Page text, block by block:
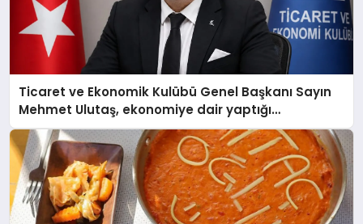
Ticaret ve Ekonomik Kulübü Genel Başkanı Sayın
Mehmet Ulutaş, ekonomiye dair yaptığı
açıklamada şunları kaydetti: